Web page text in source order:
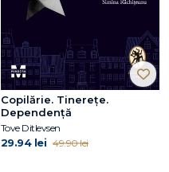
Copilărie. Tinerețe.
Dependență
Tove Ditlevsen
29.94 lei 49.90 lei